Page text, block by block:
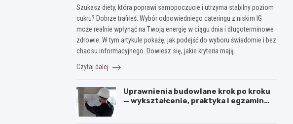
Szukasz diety, która poprawi samopoczucie i utrzyma stabilny poziom
cukru? Dobrze trafiłeś. Wybór odpowiedniego cateringu z niskim IG
może realnie wpłynąć na Twoją energię w ciągu dnia i długoterminowe
zdrowie. W tym artykule pokażę, jak podejść do wyboru świadomie i bez
chaosu informacyjnego. Dowiesz się, jakie kryteria mają…
Czytaj dalej
Uprawnienia budowlane krok po kroku
— wykształcenie, praktyka i egzamin